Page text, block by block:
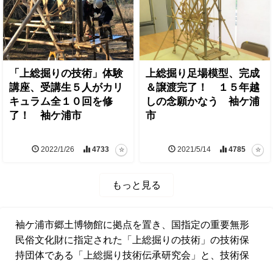
「上総掘りの技術」体験
講座、受講生５人がカリ
キュラム全１０回を修
了！ 袖ケ浦市
2022/1/26 4733
上総掘り足場模型、完成
＆譲渡完了！ １５年越
しの念願かなう 袖ケ浦
市
2021/5/14 4785
もっと見る
袖ケ浦市郷土博物館に拠点を置き、国指定の重要無形
民俗文化財に指定された「上総掘りの技術」の技術保
持団体である「上総掘り技術伝承研究会」と、技術保